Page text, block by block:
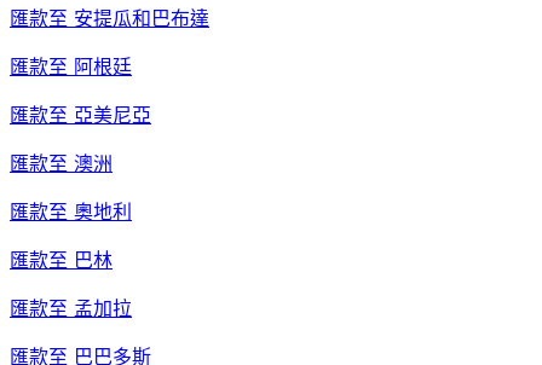
匯款至 安提瓜和巴布達
匯款至 阿根廷
匯款至 亞美尼亞
匯款至 澳洲
匯款至 奧地利
匯款至 巴林
匯款至 孟加拉
匯款至 巴巴多斯